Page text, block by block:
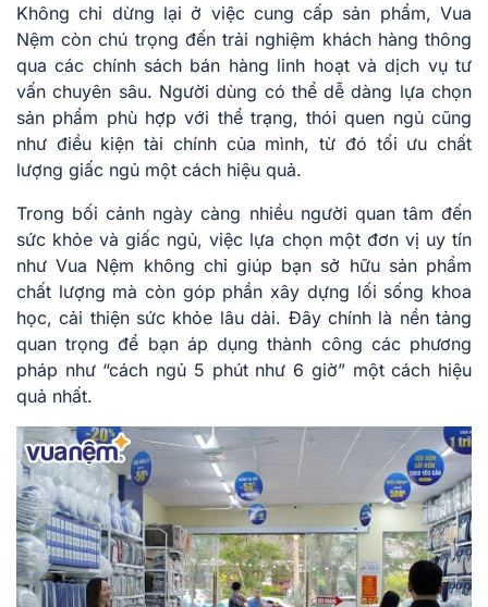
Không chỉ dừng lại ở việc cung cấp sản phẩm, Vua
Nệm còn chú trọng đến trải nghiệm khách hàng thông
qua các chính sách bán hàng linh hoạt và dịch vụ tư
vấn chuyên sâu. Người dùng có thể dễ dàng lựa chọn
sản phẩm phù hợp với thể trạng, thói quen ngủ cũng
như điều kiện tài chính của mình, từ đó tối ưu chất
lượng giấc ngủ một cách hiệu quả.
Trong bối cảnh ngày càng nhiều người quan tâm đến
sức khỏe và giấc ngủ, việc lựa chọn một đơn vị uy tín
như Vua Nệm không chỉ giúp bạn sở hữu sản phẩm
chất lượng mà còn góp phần xây dựng lối sống khoa
học, cải thiện sức khỏe lâu dài. Đây chính là nền tảng
quan trọng để bạn áp dụng thành công các phương
pháp như “cách ngủ 5 phút như 6 giờ” một cách hiệu
quả nhất.